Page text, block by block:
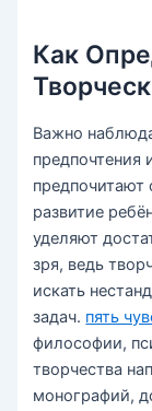
Как
Важно
предпочтения
предпочитают
развитие
уделяют
зря, ведь
искать
задач. пять
философии,
творчества
монографий,